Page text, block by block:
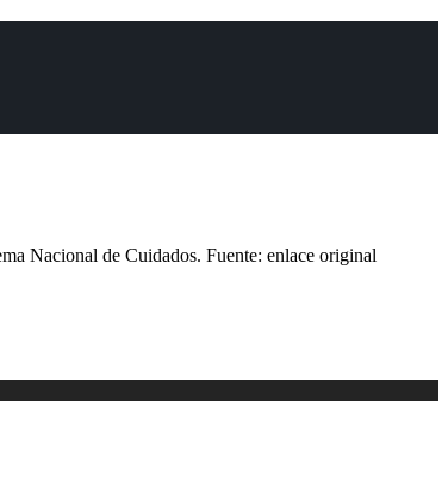
Nacional de Cuidados. Fuente: enlace original